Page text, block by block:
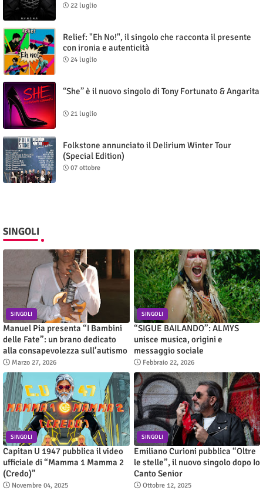
22 luglio
Relief: "Eh No!", il singolo che racconta il presente
con ironia e autenticità
24 luglio
“She” è il nuovo singolo di Tony Fortunato & Angarita
21 luglio
Folkstone annunciato il Delirium Winter Tour
(Special Edition)
07 ottobre
SINGOLI
SINGOLI
Manuel Pia presenta “I Bambini
delle Fate”: un brano dedicato
alla consapevolezza sull’autismo
Marzo 27, 2026
SINGOLI
“SIGUE BAILANDO”: ALMYS
unisce musica, origini e
messaggio sociale
Febbraio 22, 2026
SINGOLI
Capitan U 1947 pubblica il video
ufficiale di “Mamma 1 Mamma 2
(Credo)”
Novembre 04, 2025
SINGOLI
Emiliano Curioni pubblica “Oltre
le stelle”, il nuovo singolo dopo Io
Canto Senior
Ottobre 12, 2025